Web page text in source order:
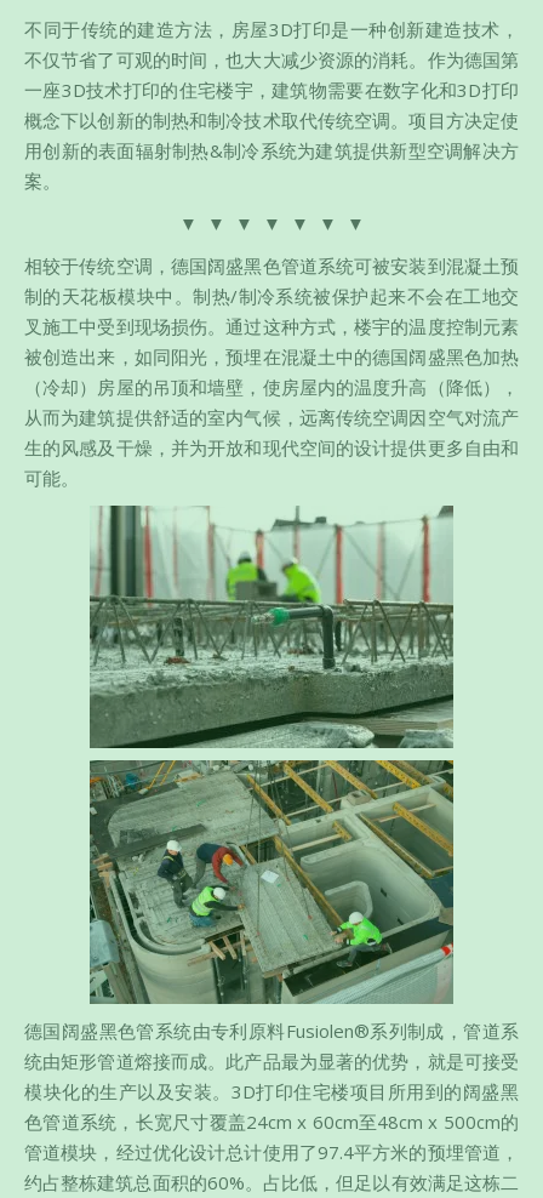
不同于传统的建造方法，房屋3D打印是一种创新建造技术，
不仅节省了可观的时间，也大大减少资源的消耗。作为德国第
一座3D技术打印的住宅楼宇，建筑物需要在数字化和3D打印
概念下以创新的制热和制冷技术取代传统空调。项目方决定使
用创新的表面辐射制热&制冷系统为建筑提供新型空调解决方
案。
▼ ▼ ▼ ▼ ▼ ▼ ▼
相较于传统空调，德国阔盛黑色管道系统可被安装到混凝土预
制的天花板模块中。制热/制冷系统被保护起来不会在工地交
叉施工中受到现场损伤。通过这种方式，楼宇的温度控制元素
被创造出来，如同阳光，预埋在混凝土中的德国阔盛黑色加热
（冷却）房屋的吊顶和墙壁，使房屋内的温度升高（降低），
从而为建筑提供舒适的室内气候，远离传统空调因空气对流产
生的风感及干燥，并为开放和现代空间的设计提供更多自由和
可能。
德国阔盛黑色管系统由专利原料Fusiolen®系列制成，管道系
统由矩形管道熔接而成。此产品最为显著的优势，就是可接受
模块化的生产以及安装。3D打印住宅楼项目所用到的阔盛黑
色管道系统，长宽尺寸覆盖24cm x 60cm至48cm x 500cm的
管道模块，经过优化设计总计使用了97.4平方米的预埋管道，
约占整栋建筑总面积的60%。占比低，但足以有效满足这栋二